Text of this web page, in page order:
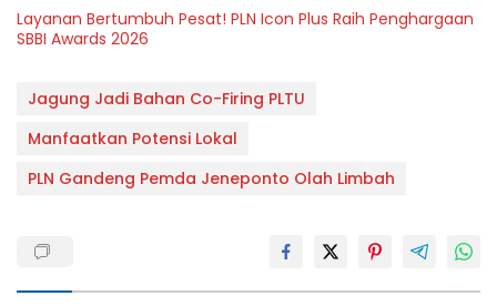
Layanan Bertumbuh Pesat! PLN Icon Plus Raih Penghargaan
SBBI Awards 2026
Jagung Jadi Bahan Co-Firing PLTU
Manfaatkan Potensi Lokal
PLN Gandeng Pemda Jeneponto Olah Limbah